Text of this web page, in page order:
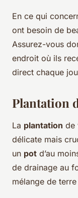
En ce qui
ont besoin de
Assurez-vous
endroit où ils
direct chaque
Plantation
La plantation de
délicate mais
un pot d’au
de drainage au
mélange de